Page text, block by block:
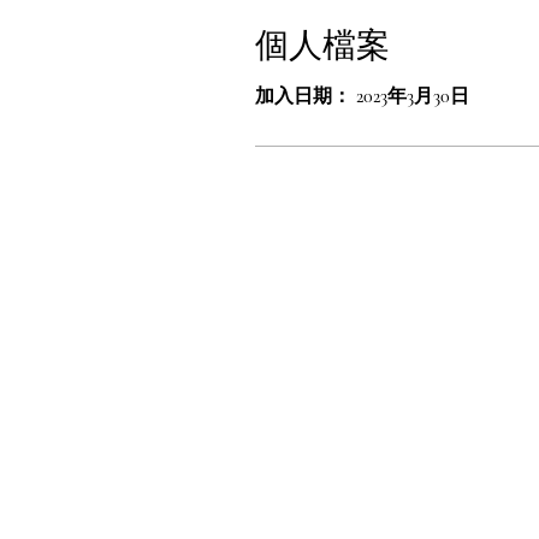
個人檔案
加入日期： 2023年3月30日